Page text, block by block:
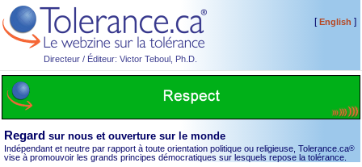
Directeur / Éditeur: Victor Teboul, Ph.D.
[English ]
Regard sur nous et ouverture sur le monde
Indépendant et neutre par rapport à toute orientation politique ou religieuse, Tolerance.ca®
vise à promouvoir les grands principes démocratiques sur lesquels repose la tolérance.